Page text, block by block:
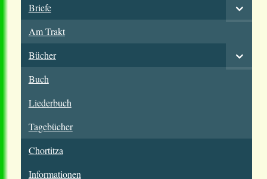
Briefe
Am Trakt
Bücher
Buch
Liederbuch
Tagebücher
Chortitza
Informationen